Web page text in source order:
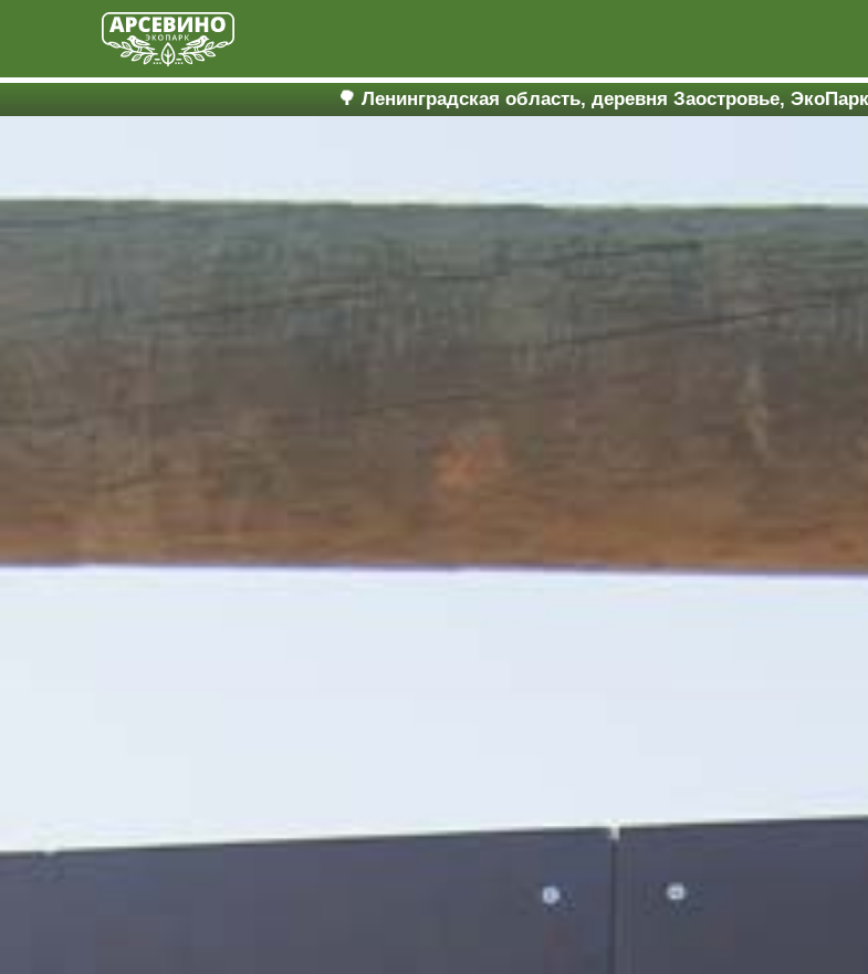
🌳 Ленинградская область, деревня Заостровье,